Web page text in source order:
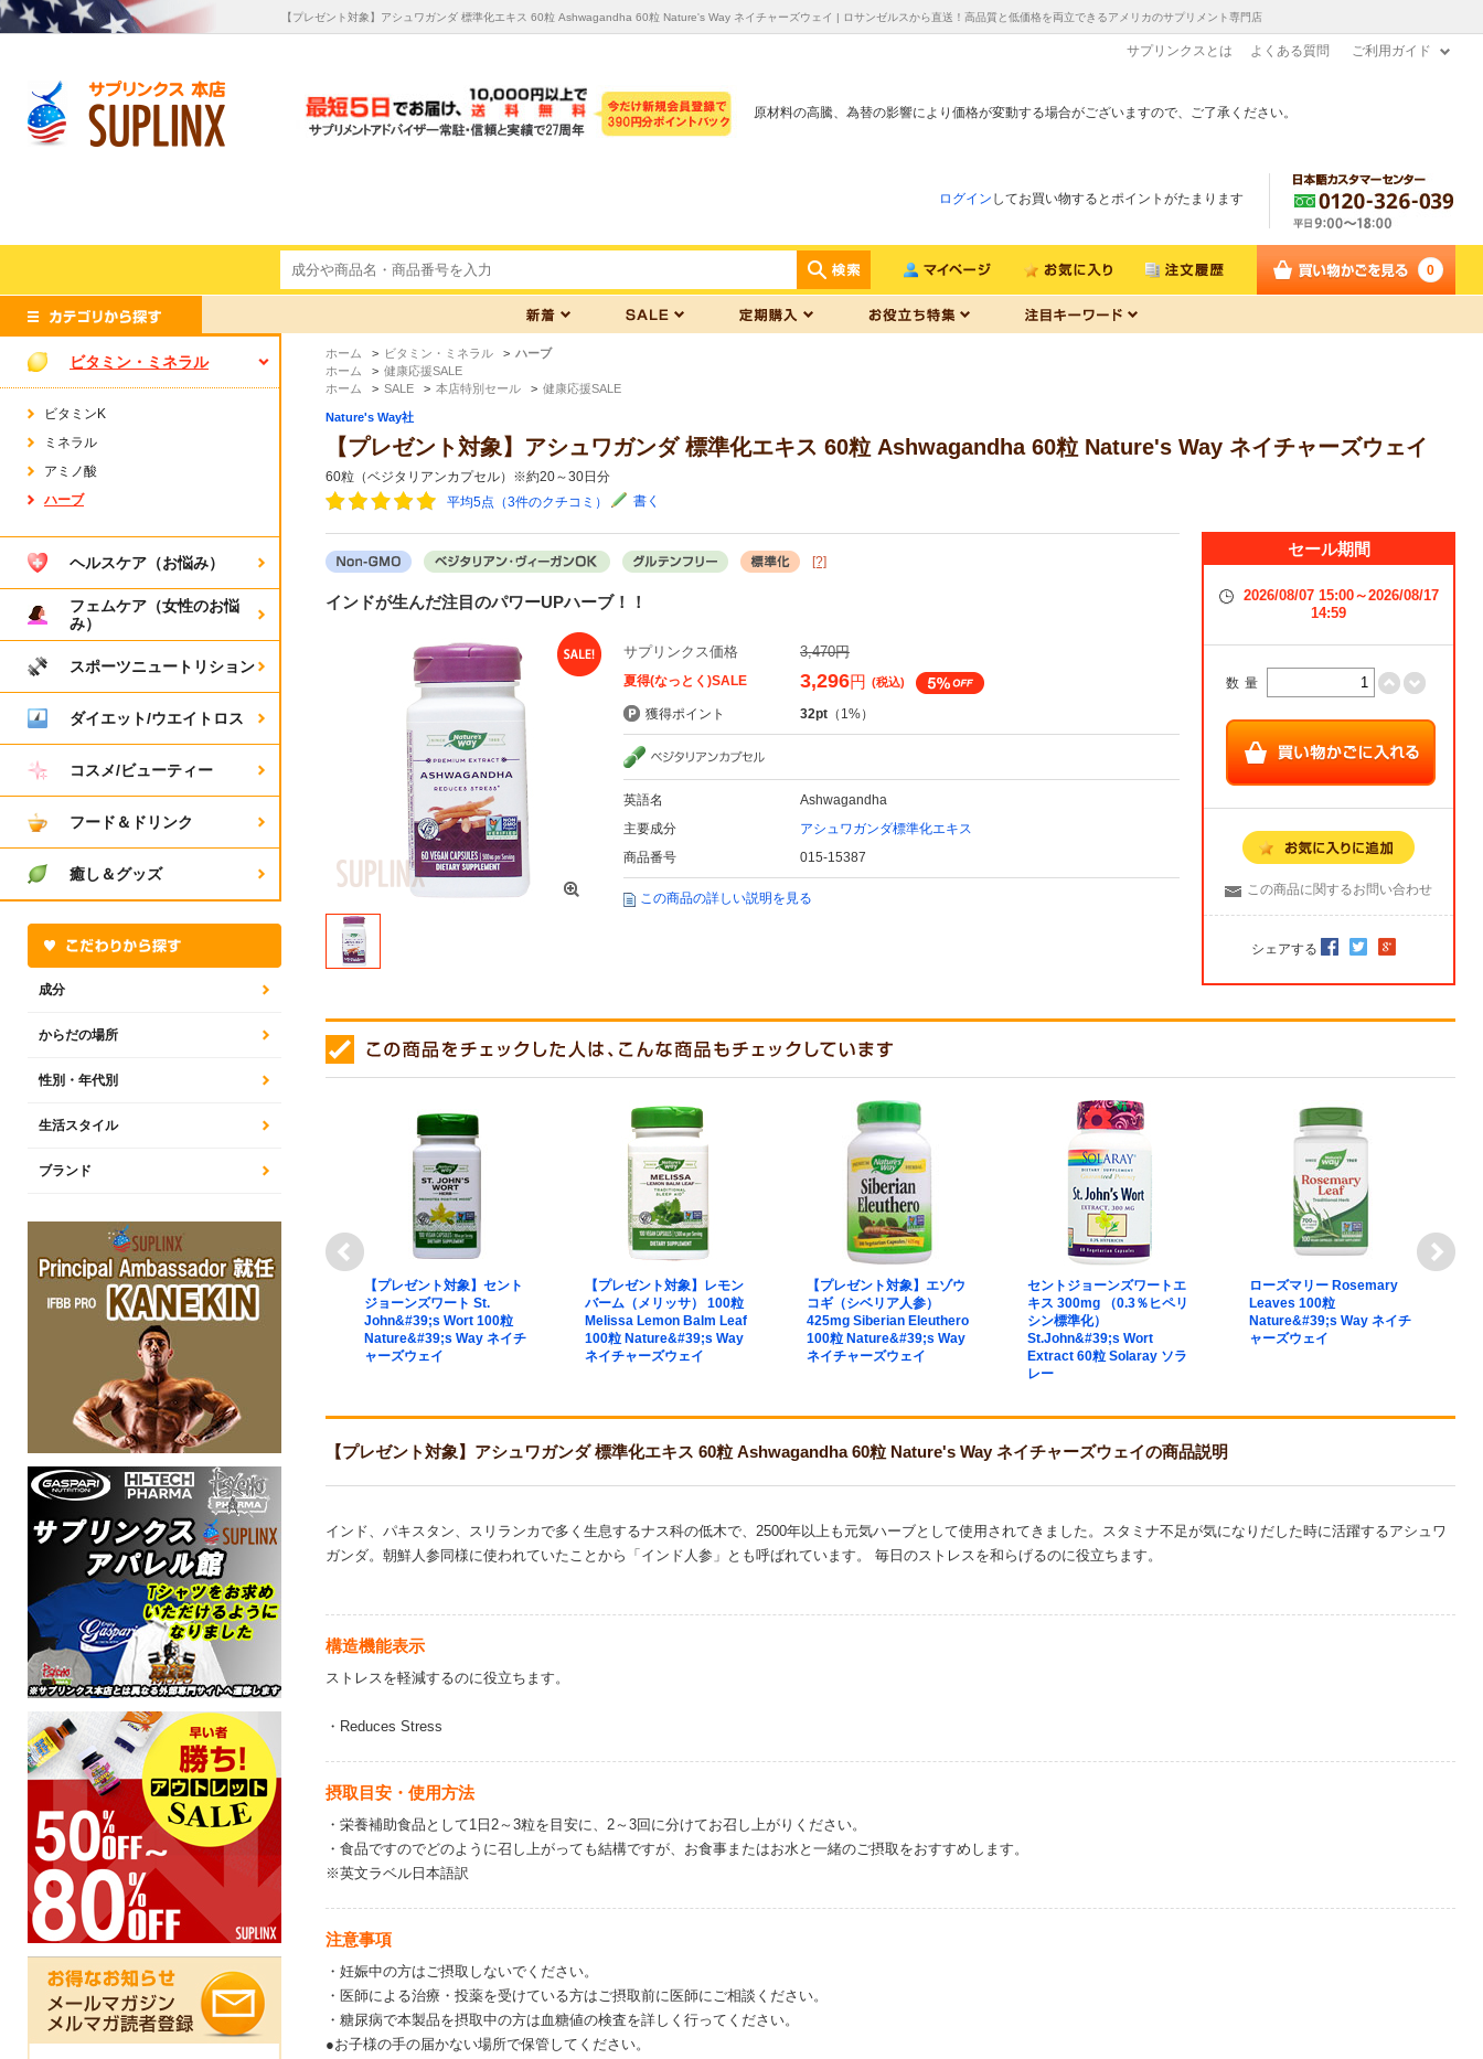
【プレゼント対象】アシュワガンダ 標準化エキス 60粒 Ashwagandha 60粒 Nature's Way ネイチャーズウェイ | ロサンゼルスから直送！高品質と低価格を両立できるアメリカのサプリメント専門店
サプリンクスとは よくある質問 ご利用ガイド
原材料の高騰、為替の影響により価格が変動する場合がございますので、ご了承ください。
ログイン してお買い物するとポイントがたまります
0
ホーム > ビタミン・ミネラル > ハーブ
ホーム
> 健康応援SALE
ホーム
> SALE > 本店特別セール > 健康応援SALE
Nature's Way社
【プレゼント対象】アシュワガンダ 標準化エキス 60粒 Ashwagandha 60粒 Nature's Way ネイチャーズウェイ
60粒（ベジタリアンカプセル）※約20～30日分
平均5点（3件のクチコミ）
書く
[?]
インドが生んだ注目のパワーUPハーブ！！
サプリンクス価格 3,470円
夏得(なっとく)SALE 3,296円 (税込)
獲得ポイント 32pt （1%）
英語名
Ashwagandha
主要成分
アシュワガンダ標準化エキス
商品番号
015-15387
この商品の詳しい説明を見る
セール期間
2026/08/07 15:00～2026/08/17
14:59
数量
この商品に関するお問い合わせ
シェアする
象】マグネ
Magnesium
【プレゼント対象】レバー
ケア（Liv.52) Liver Care
90粒 Himalaya USA ヒマ
ラヤUSA
【プレゼント対象】セント
ジョーンズワート St.
John&#39;s Wort 100粒
Nature&#39;s Way ネイチ
ャーズウェイ
【プレゼント対象】レモン
バーム（メリッサ） 100粒
Melissa Lemon Balm Leaf
100粒 Nature&#39;s Way
ネイチャーズウェイ
【プレゼント対象】エゾウ
コギ（シベリア人参）
425mg Siberian Eleuthero
100粒 Nature&#39;s Way
ネイチャーズウェイ
セントジョーンズワートエ
キス 300mg （0.3％ヒペリ
シン標準化）
St.John&#39;s Wort
Extract 60粒 Solaray ソラ
レー
ローズマリー Rosemary
Leaves 100粒
Nature&#39;s Way ネイチ
ャーズウェイ
next
【プレゼント対象】アシュワガンダ 標準化エキス 60粒 Ashwagandha 60粒 Nature's Way ネイチャーズウェイの商品説明
インド、パキスタン、スリランカで多く生息するナス科の低木で、2500年以上も元気ハーブとして使用されてきました。スタミナ不足が気になりだした時に活躍するアシュワ
ガンダ。朝鮮人参同様に使われていたことから「インド人参」とも呼ばれています。 毎日のストレスを和らげるのに役立ちます。
構造機能表示
ストレスを軽減するのに役立ちます。
・Reduces Stress
摂取目安・使用方法
・栄養補助食品として1日2～3粒を目安に、2～3回に分けてお召し上がりください。
・食品ですのでどのように召し上がっても結構ですが、お食事またはお水と一緒のご摂取をおすすめします。
※英文ラベル日本語訳
注意事項
・妊娠中の方はご摂取しないでください。
・医師による治療・投薬を受けている方はご摂取前に医師にご相談ください。
・糖尿病で本製品を摂取中の方は血糖値の検査を詳しく行ってください。
●お子様の手の届かない場所で保管してください。
ビタミン・ミネラル
ビタミンK
ミネラル
アミノ酸
ハーブ
ヘルスケア（お悩み）
フェムケア（女性のお悩
み）
スポーツニュートリション
ダイエット/ウエイトロス
コスメ/ビューティー
フード＆ドリンク
癒し＆グッズ
成分
からだの場所
性別・年代別
生活スタイル
ブランド